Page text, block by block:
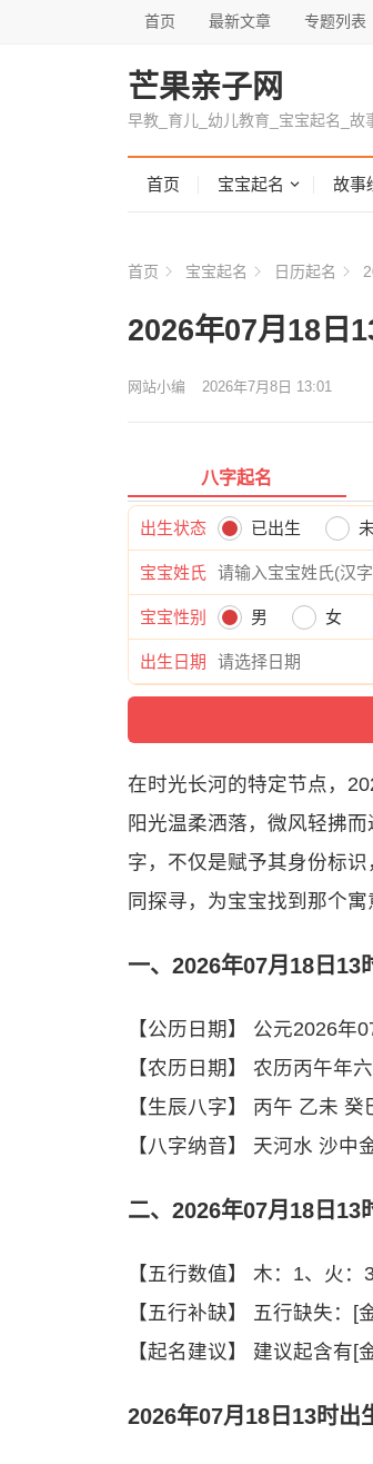
首页 最新文章 专题列表
芒果亲子网
早教_育儿_幼儿教育_宝宝起名_故
首页 宝宝起名 故事
首页 宝宝起名 日历起名
2026年07月18日
网站小编 2026年7月8日 13:01
八字起名
出生状态 已出生
宝宝姓氏
宝宝性别 男 女
出生日期
在时光长河的特定节点，
阳光温柔洒落，微风轻拂
字，不仅是赋予其身份标
同探寻，为宝宝找到那个
一、2026年07月18日13
【公历日期】 公元2026年
【农历日期】 农历丙午年
【生辰八字】 丙午 乙未 癸
【八字纳音】 天河水 沙中
二、2026年07月18日13
【五行数值】 木：1、火
【五行补缺】 五行缺失：[
【起名建议】 建议起含有[
2026年07月18日13时出